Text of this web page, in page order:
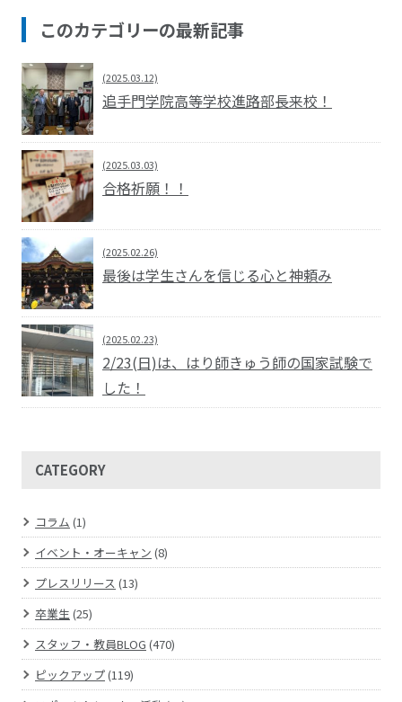
このカテゴリーの最新記事
(2025.03.12)
追手門学院高等学校進路部長来校！
(2025.03.03)
合格祈願！！
(2025.02.26)
最後は学生さんを信じる心と神頼み
(2025.02.23)
2/23(日)は、はり師きゅう師の国家試験で
した！
CATEGORY
コラム (1)
イベント・オーキャン (8)
プレスリリース (13)
卒業生 (25)
スタッフ・教員BLOG (470)
ピックアップ(119)